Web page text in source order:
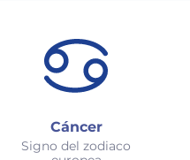
Cáncer
Signo del zodiaco